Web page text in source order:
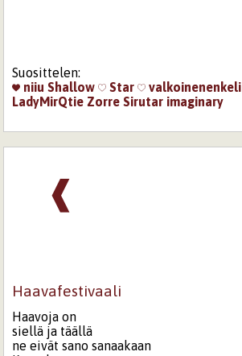
Suosittelen:
niiu Shallow Star valkoinenenkeli
LadyMirQtie Zorre Sirutar imaginary
❰
Haavafestivaali
Haavoja on
siellä ja täällä
ne eivät sano sanaakaan